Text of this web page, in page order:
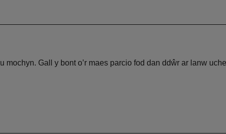
mochyn. Gall y bont o’r maes parcio fod dan ddŵr ar lanw